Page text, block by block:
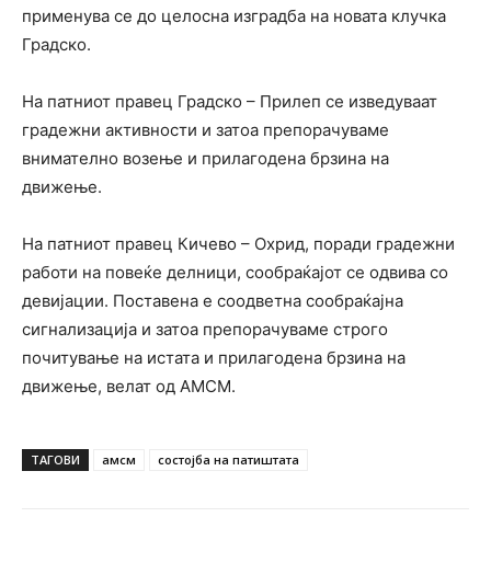
применува се до целосна изградба на новата клучка
Градско.
На патниот правец Градско – Прилеп се изведуваат
градежни активности и затоа препорачуваме
внимателно возење и прилагодена брзина на
движење.
На патниот правец Кичево – Охрид, поради градежни
работи на повеќе делници, сообраќајот се одвива со
девијации. Поставена е соодветна сообраќајна
сигнализација и затоа препорачуваме строго
почитување на истата и прилагодена брзина на
движење, велат од АМСМ.
ТАГОВИ амсм состојба на патиштата